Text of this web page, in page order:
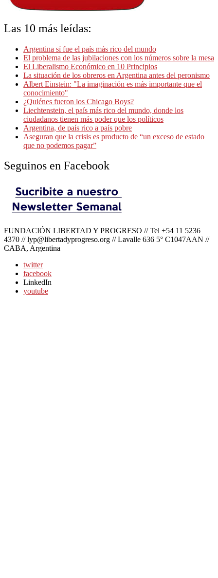
Las 10 más leídas:
Argentina sí fue el país más rico del mundo
El problema de las jubilaciones con los números sobre la mesa
El Liberalismo Económico en 10 Principios
La situación de los obreros en Argentina antes del peronismo
Albert Einstein: "La imaginación es más importante que el
conocimiento"
¿Quiénes fueron los Chicago Boys?
Liechtenstein, el país más rico del mundo, donde los
ciudadanos tienen más poder que los políticos
Argentina, de país rico a país pobre
Aseguran que la crisis es producto de “un exceso de estado
que no podemos pagar”
Seguinos en Facebook
FUNDACIÓN LIBERTAD Y PROGRESO // Tel +54 11 5236
4370 // lyp@libertadyprogreso.org // Lavalle 636 5° C1047AAN //
CABA, Argentina
twitter
facebook
LinkedIn
youtube